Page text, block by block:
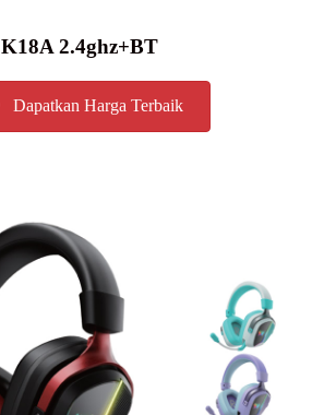
K18A 2.4ghz+BT
Dapatkan Harga Terbaik